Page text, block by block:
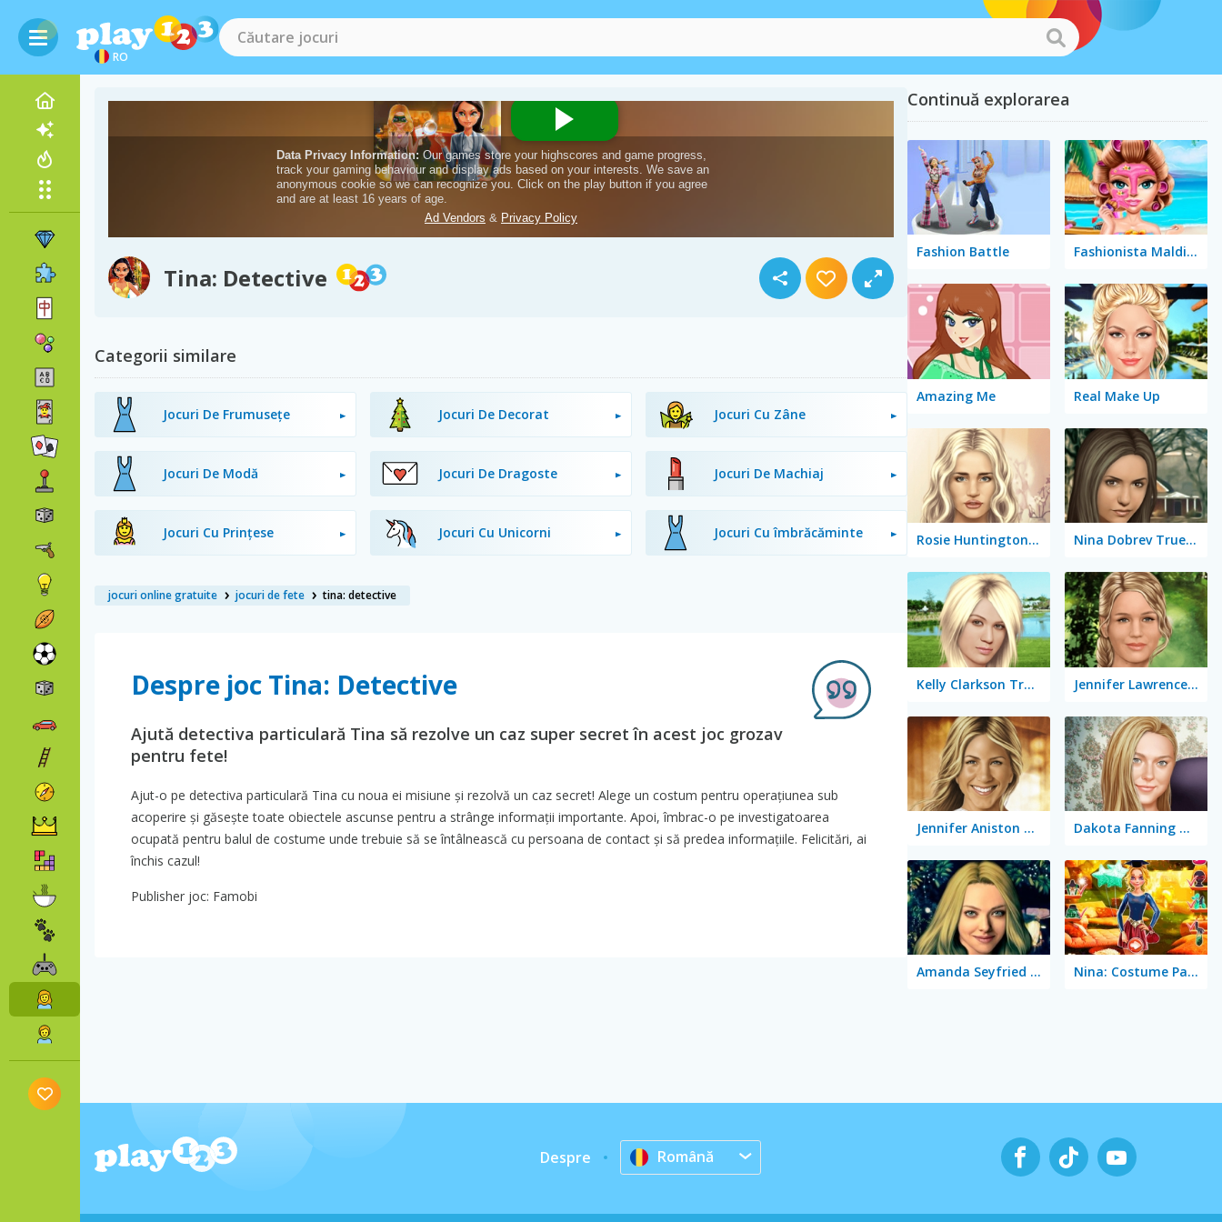
RO
Tina: Detective
Categorii similare
Jocuri De Frumusețe Jocuri De Decorat Jocuri Cu Zâne
Jocuri De Modă Jocuri De Dragoste Jocuri De Machiaj
Jocuri Cu Prințese Jocuri Cu Unicorni Jocuri Cu îmbrăcăminte
jocuri online gratuite jocuri de fete tina: detective
Despre joc Tina: Detective
Ajută detectiva particulară Tina să rezolve un caz super secret în acest joc grozav
pentru fete!
Ajut-o pe detectiva particulară Tina cu noua ei misiune și rezolvă un caz secret! Alege un costum pentru operațiunea sub
acoperire și găsește toate obiectele ascunse pentru a strânge informații importante. Apoi, îmbrac-o pe investigatoarea
ocupată pentru balul de costume unde trebuie să se întâlnească cu persoana de contact și să predea informațiile. Felicitări, ai
închis cazul!
Publisher joc: Famobi
Continuă explorarea
Fashion Battle Fashionista Maldives
Amazing Me Real Make Up
Rosie Huntington-Whiteley True Make Up Nina Dobrev True Make Up
Kelly Clarkson True Make Up Jennifer Lawrence True Make Up
Jennifer Aniston True Make Up Dakota Fanning True Make Up
Amanda Seyfried True Make Up Nina: Costume Party
Despre Română